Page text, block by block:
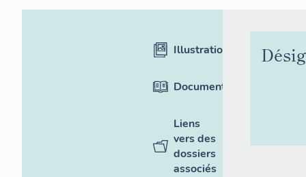
Illustrations
Documentation
Liens
vers des
dossiers
associés